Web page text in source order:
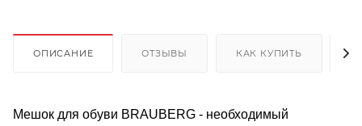
ОПИСАНИЕ ОТЗЫВЫ КАК КУПИТЬ
Мешок для обуви BRAUBERG - необходимый